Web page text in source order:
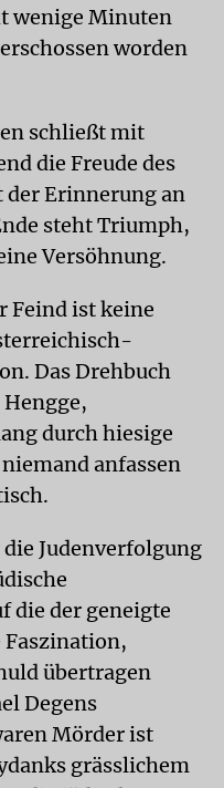
wenige Minuten
worden
schließt mit
die Freude des
Erinnerung an
steht Triumph,
Versöhnung.
Feind ist keine
Das Drehbuch
durch hiesige
anfassen
Judenverfolgung
die der geneigte
Faszination,
übertragen
Degens
Mörder ist
grässlichem